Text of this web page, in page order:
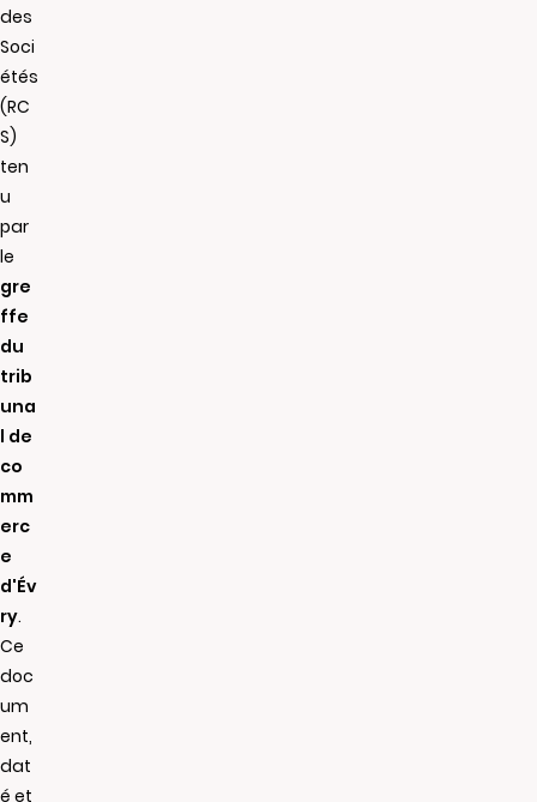
des
Soci
étés
(RC
S)
ten
u
par
le
gre
ffe
du
trib
una
l de
co
mm
erc
e
d'Év
ry.
Ce
doc
um
ent,
dat
é et